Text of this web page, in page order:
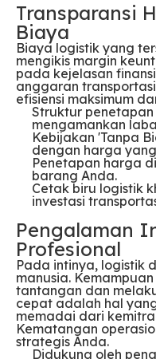
Transparansi
Biaya
Biaya logistik yang
mengikis margin
pada kejelasan
anggaran
efisiensi maksimum
Struktur
mengamankan
Kebijakan 'Tanpa
dengan harga
Penetapan harga
barang Anda.
Cetak biru logistik
investasi
Pengalaman
Profesional
Pada intinya, logistik
manusia.
tantangan dan
cepat adalah hal
memadai dari
Kematangan
strategis Anda.
Didukung oleh